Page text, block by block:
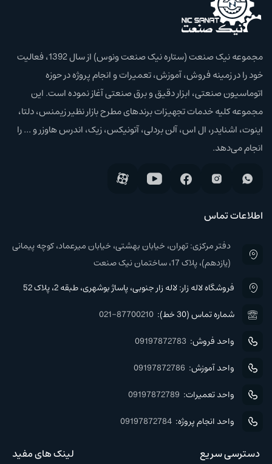
مجموعه نیک صنعت (ستاره نیک صنعت ونوس) از سال 1392، فعالیت
خود را در زمینه فروش، آموزش،‌ تعمیرات و انجام پروژه در حوزه
اتوماسیون صنعتی، ابزار دقیق و برق صنعتی آغاز نموده است. این
مجموعه کلیه خدمات تجهیزات برند‌های مطرح بازار نظیر زیمنس، دلتا،
اینوت، اشنایدر، ال اس، آلن بردلی، آتونیکس، زیک، اندرس هاوزر و ... را
انجام می‌دهد.
اطلاعات تماس
دفتر مرکزی: تهران، خیابان بهشتی، خیابان میرعماد، کوچه پیمانی
(یازدهم)، پلاک 17، ساختمان نیک صنعت
فروشگاه لاله زار: لاله زار جنوبی، پاساژ بوشهری، طبقه 2، پلاک 52
شماره تماس (30 خط):
021-87700210
واحد فروش: 09197872783
واحد آموزش: 09197872786
واحد تعمیرات: 09197872789
واحد انجام پروژه: 09197872784
دسترسی سریع لینک های مفید